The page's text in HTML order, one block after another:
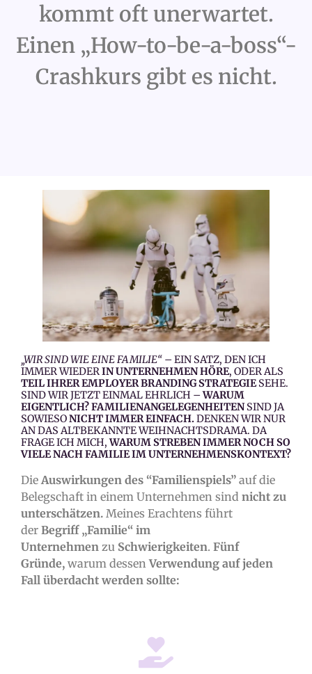
kommt oft unerwartet.
Einen „How-to-be-a-boss“-
Crashkurs gibt es nicht.
„WIR SIND WIE EINE FAMILIE“ – EIN SATZ, DEN ICH
IMMER WIEDERIN UNTERNEHMEN HÖRE, ODER ALS
TEIL IHRER EMPLOYER BRANDING STRATEGIESEHE.
SIND WIR JETZT EINMAL EHRLICH –WARUM
EIGENTLICH?FAMILIENANGELEGENHEITENSIND JA
SOWIESONICHT IMMER EINFACH. DENKEN WIR NUR
AN DAS ALTBEKANNTE WEIHNACHTSDRAMA. DA
FRAGE ICH MICH,WARUM STREBEN IMMER NOCH SO
VIELE NACH FAMILIE IM UNTERNEHMENSKONTEXT?
DieAuswirkungen des “Familienspiels” auf die
Belegschaft in einem Unternehmen sind nicht zu
unterschätzen. Meines Erachtens führt
der Begriff „Familie“ im
Unternehmen zu Schwierigkeiten. Fünf
Gründe, warum dessenVerwendung auf jeden
Fall überdacht werden sollte: